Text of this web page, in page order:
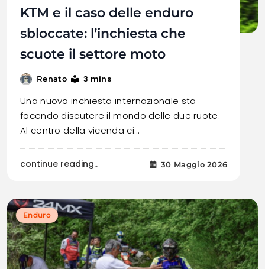
KTM e il caso delle enduro
sbloccate: l’inchiesta che
scuote il settore moto
Renato 3 mins
Una nuova inchiesta internazionale sta
facendo discutere il mondo delle due ruote.
Al centro della vicenda ci…
continue reading.. 30 Maggio 2026
Enduro